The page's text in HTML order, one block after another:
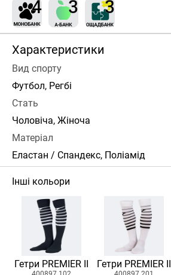
Характеристики
Вид спорту
Футбол, Регбі
Стать
Чоловіча, Жіноча
Матеріал
Еластан / Спандекс, Поліамід
Інші кольори
Гетри PREMIER II Гетри PREMIER II